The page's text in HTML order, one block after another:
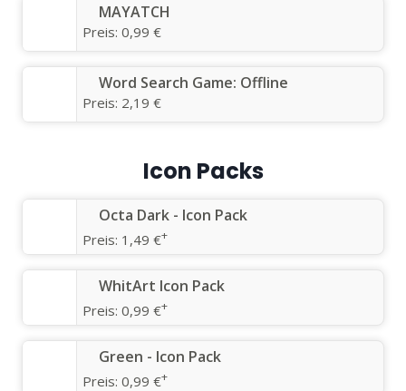
MAYATCH
Preis: 0,99 €
Word Search Game: Offline
Preis: 2,19 €
Icon Packs
Octa Dark - Icon Pack
Preis: 1,49 €+
WhitArt Icon Pack
Preis: 0,99 €+
Green - Icon Pack
Preis: 0,99 €+